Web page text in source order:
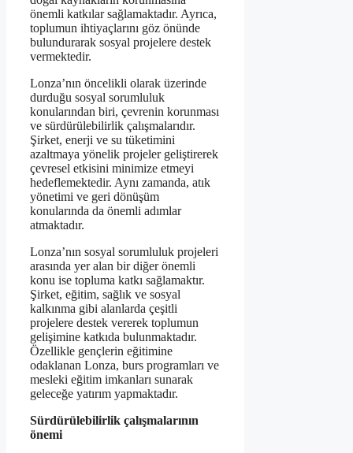
önemli katkılar sağlamaktadır. Ayrıca,
toplumun ihtiyaçlarını göz önünde
bulundurarak sosyal projelere destek
vermektedir.
Lonza’nın öncelikli olarak üzerinde
durduğu sosyal sorumluluk
konularından biri, çevrenin korunması
ve sürdürülebilirlik çalışmalarıdır.
Şirket, enerji ve su tüketimini
azaltmaya yönelik projeler geliştirerek
çevresel etkisini minimize etmeyi
hedeflemektedir. Aynı zamanda, atık
yönetimi ve geri dönüşüm
konularında da önemli adımlar
atmaktadır.
Lonza’nın sosyal sorumluluk projeleri
arasında yer alan bir diğer önemli
konu ise topluma katkı sağlamaktır.
Şirket, eğitim, sağlık ve sosyal
kalkınma gibi alanlarda çeşitli
projelere destek vererek toplumun
gelişimine katkıda bulunmaktadır.
Özellikle gençlerin eğitimine
odaklanan Lonza, burs programları ve
mesleki eğitim imkanları sunarak
geleceğe yatırım yapmaktadır.
Sürdürülebilirlik çalışmalarının
önemi